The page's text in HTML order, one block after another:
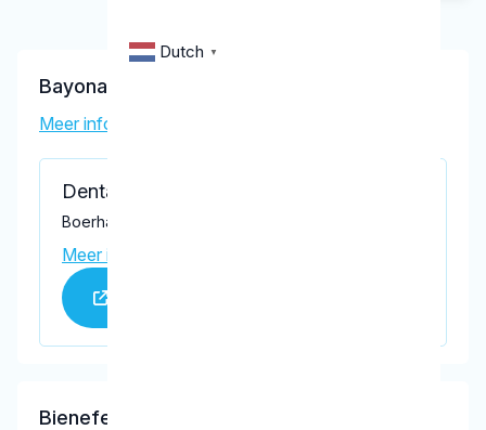
Dutch ▼
Bayona Baanders, A.E.
Meer informatie tandarts
Dental Clinics Harderwijk Hanzestad
Boerhaavelaan 104, Harderwijk 3843 AP
Meer informatie praktijk
Bienefelt, D.L.